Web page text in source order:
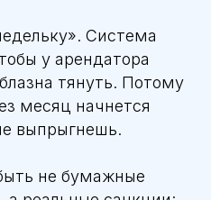
Система
у арендатора
тянуть. Потому
месяц начнется
выпрыгнешь.
не бумажные